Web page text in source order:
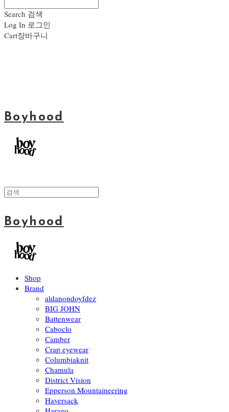
Search 검색
Log In 로그인
Cart장바구니
Boyhood
Boyhood
Shop
Brand
aldanondoyfdez
BIG JOHN
Battenwear
Caboclo
Camber
Crap eyewear
Columbiaknit
Chamula
District Vision
Epperson Mountaineering
Haversack